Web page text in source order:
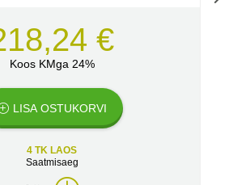
€
Koos KMga 24%
LISA OSTUKORVI
4 TK LAOS
Saatmisaeg